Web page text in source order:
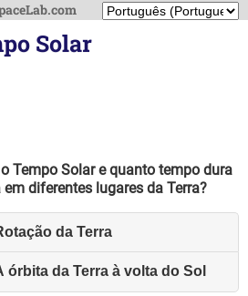
Solar
Tempo Solar e quanto tempo dura
em diferentes lugares da Terra?
da Terra
órbita da Terra à volta do Sol